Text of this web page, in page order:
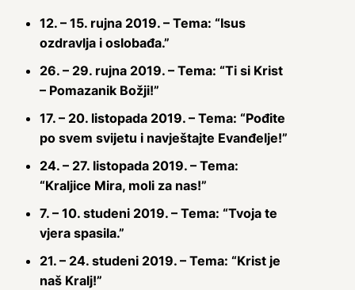
12. – 15. rujna 2019. – Tema: “Isus
ozdravlja i oslobađa.”
26. – 29. rujna 2019. – Tema: “Ti si Krist
– Pomazanik Božji!”
17. – 20. listopada 2019. – Tema: “Pođite
po svem svijetu i navještajte Evanđelje!”
24. – 27. listopada 2019. – Tema:
“Kraljice Mira, moli za nas!”
7. – 10. studeni 2019. – Tema: “Tvoja te
vjera spasila.”
21. – 24. studeni 2019. – Tema: “Krist je
naš Kralj!”